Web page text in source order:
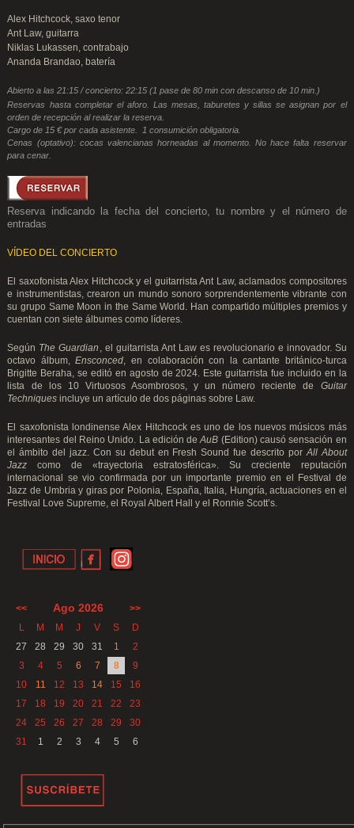
Alex Hitchcock, saxo tenor
Ant Law, guitarra
Niklas Lukassen, contrabajo
Ananda Brandao, batería
Abierto a las 21:15 / concierto: 22:15 (1 pase de 80 min con descanso de 10 min.)
Reservas hasta completar el aforo. Las mesas, taburetes y sillas se asignan por el
orden de recepción al realizar la reserva.
Cargo de 15 € por cada asistente. 1 consumición obligatoria.
Cenas (optativo): cocas valencianas horneadas al momento. No hace falta reservar
para cenar.
Reserva indicando la fecha del concierto, tu nombre y el número de
entradas
VÍDEO DEL CONCIERTO
El saxofonista Alex Hitchcock y el guitarrista Ant Law, aclamados compositores
e instrumentistas, crearon un mundo sonoro sorprendentemente vibrante con
su grupo Same Moon in the Same World. Han compartido múltiples premios y
cuentan con siete álbumes como líderes.
Según The Guardian
, el guitarrista Ant Law es revolucionario e innovador. Su
octavo álbum,Ensconced , en colaboración con la cantante británico-turca
Brigitte Beraha, se editó en agosto de 2024. Este guitarrista fue incluido en la
lista de los 10 Virtuosos Asombrosos, y un número reciente de Guitar
Techniques incluye un artículo de dos páginas sobre Law.
El saxofonista londinense Alex Hitchcock es uno de los nuevos músicos más
interesantes del Reino Unido. La edición deAuB (Edition) causó sensación en
el ámbito del jazz. Con su debut en Fresh Sound fue descrito por All About
Jazz como de «trayectoria estratosférica». Su creciente reputación
internacional se vio confirmada por un importante premio en el Festival de
Jazz de Umbria y giras por Polonia, España, Italia, Hungría, actuaciones en el
Festival Love Supreme, el Royal Albert Hall y el Ronnie Scott’s.
<< Ago 2026
>>
L
M M J V S
D
27
28 29 30 31 1
2
3
4 5 6 7 8
9
10
11 12 13 14 15
16
17
18 19 20 21 22
23
24
25 26 27 28 29
30
31
1 2 3 4 5 6